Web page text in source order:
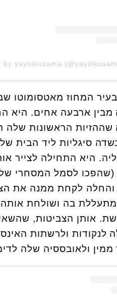
by yayoikusama
מבין ארבעה אחים.
שההזיות הראשונות
סיגליות ליד הבית
היא התחילה לצייר
(שהפכו לסמל המסחרי
לקחת ממנה את
בה ושולחת
אותן הצביטות,
לנקודות ולרשתות
ממין ולאובססיה שלה